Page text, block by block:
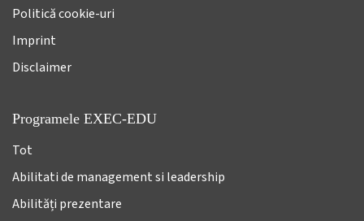
Politică cookie-uri
Imprint
Disclaimer
Programele EXEC-EDU
Tot
Abilitati de management si leadership
Abilități prezentare